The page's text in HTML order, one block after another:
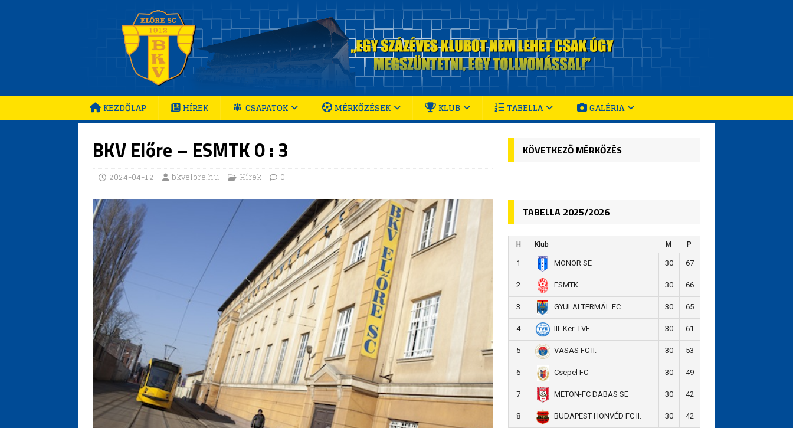
KEZDŐLAP HÍREK CSAPATOK MÉRKŐZÉSEK KLUB TABELLA GALÉRIA
BKV Előre – ESMTK 0 : 3
2024-04-12 bkvelore.hu Hírek 0
KÖVETKEZŐ MÉRKŐZÉS
TABELLA 2025/2026
H Klub M P
1 MONOR SE 30 67
2 ESMTK 30 66
3 GYULAI TERMÁL FC 30 65
4 III. Ker. TVE 30 61
5 VASAS FC II. 30 53
6 Csepel FC 30 49
7 METON-FC DABAS SE 30 42
8 BUDAPEST HONVÉD FC II. 30 42